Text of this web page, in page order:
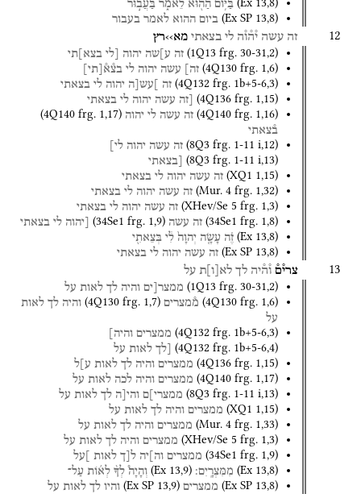
(Ex 13,8) בַּיּ֥וֹם הַה֖וּא לֵאמֹ֑ר בַּעֲב֣וּר
(Ex SP 13,8) ביום ההוא לאמר בעבור
12 זה עשה י֯ה֯ו֯ה לי בצאתי מא››רץ
(1Q13 frg. 30-31,2) זה ע]שה יהוה [לי בצא]תי
(4Q130 frg. 1,6) זה] עשה יהוה לי בצ֯א֯ תי
(4Q132 frg. 1b+5-6,3) זה ]עש[ה יהוה לי בצאתי
(4Q136 frg. 1,15) [זה עשה יהוה לי בצאתי
(4Q140 frg. 1,16) זה עשה לי יהוה (4Q140 frg. 1,17)
ב֯צאתי
(8Q3 frg. 1-11 i,12) זה עשה יהוה לי]
(8Q3 frg. 1-11 i,13) [בצאתי
(XQ1 1,15) זה עשה יהוה לי בצאתי
(Mur. 4 frg. 1,32) זה עשה יהוה לי בצאתי
(XHev/Se 5 frg. 1,3) זה עשה יהוה לי בצאתי
(34Se1 frg. 1,8) זה עשה (34Se1 frg. 1,9) [יהוה לי בצאתי
(Ex 13,8) זֶ֗ה עָשָׂ֤ה יְהוָה֙ לִ֔י בְּצֵאתִ֖י
(Ex SP 13,8) זה עשה יהוה לי בצאתי
13 צרי֯ם֯ ו֯ה֯יה לך לא ו ת על
(1Q13 frg. 30-31,2) ממצר[ים והיה לך לאות על
(4Q130 frg. 1,6) מ֯מצרים (4Q130 frg. 1,7) והיה לך לאות
על
(4Q132 frg. 1b+5-6,3) ממצרים והיה]
(4Q132 frg. 1b+5-6,4) [לך לאות על
(4Q136 frg. 1,15) ממצרים והיה לך לאות ע]ל
(4Q140 frg. 1,17) ממצרים והיה לכה לאות על
(8Q3 frg. 1-11 i,13) ממצרי]ם והי[ה לך לאות על
(XQ1 1,15) ממצרים והיה לך לאות על
(Mur. 4 frg. 1,33) ממצרים והיה לך לאות על
(XHev/Se 5 frg. 1,3) ממצרים והיה לך לאות על
(34Se1 frg. 1,9) ממצרים וה]יה ל[ך לאות ]על
(Ex 13,8) מִמִּצְרָֽיִם׃ (Ex 13,9) וְהָיָה֩ לְךָ֨ לְא֜וֹת עַל־
(Ex SP 13,8) ממצרים (Ex SP 13,9) והיו לך לאות על